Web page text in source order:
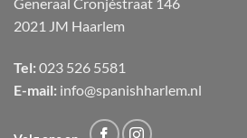
2021 JM Haarlem
Tel: 023 526 5581
E-mail: info@spanishharlem.nl